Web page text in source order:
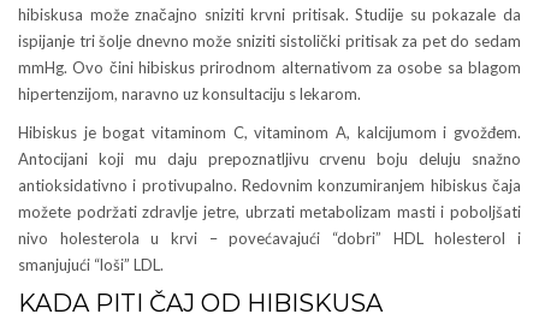
hibiskusa može značajno sniziti krvni pritisak. Studije su pokazale da
ispijanje tri šolje dnevno može sniziti sistolički pritisak za pet do sedam
mmHg. Ovo čini hibiskus prirodnom alternativom za osobe sa blagom
hipertenzijom, naravno uz konsultaciju s lekarom.
Hibiskus je bogat vitaminom C, vitaminom A, kalcijumom i gvožđem.
Antocijani koji mu daju prepoznatljivu crvenu boju deluju snažno
antioksidativno i protivupalno. Redovnim konzumiranjem hibiskus čaja
možete podržati zdravlje jetre, ubrzati metabolizam masti i poboljšati
nivo holesterola u krvi – povećavajući “dobri” HDL holesterol i
smanjujući “loši” LDL.
KADA PITI ČAJ OD HIBISKUSA